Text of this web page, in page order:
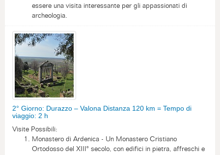
essere una visita interessante per gli appassionati di
archeologia.
2° Giorno: Durazzo – Valona Distanza 120 km = Tempo di
viaggio: 2 h
Visite Possibili:
Monastero di Ardenica - Un Monastero Cristiano
Ortodosso del XIII° secolo, con edifici in pietra, affreschi e